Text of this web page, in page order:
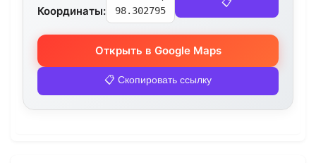
Координаты:
98.302795
Открыть в Google Maps
📋 Скопировать ссылку